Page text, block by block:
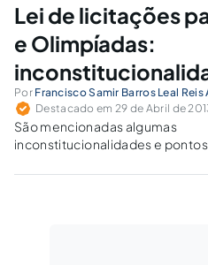
Rock in Rio...
Lei de licitações
e Olimpíadas:
Por Francisco Samir Barros Leal Reis
Destacado em 29 de Abril de
São mencionadas algumas
inconstitucionalidades e
obras das Olimpíadas, Copa